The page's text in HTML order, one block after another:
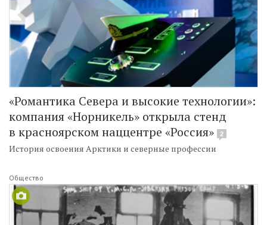
«Романтика Севера и высокие технологии»:
компания «Норникель» открыла стенд
в красноярском наццентре «Россия»
2
История освоения Арктики и северные профессии
Общество